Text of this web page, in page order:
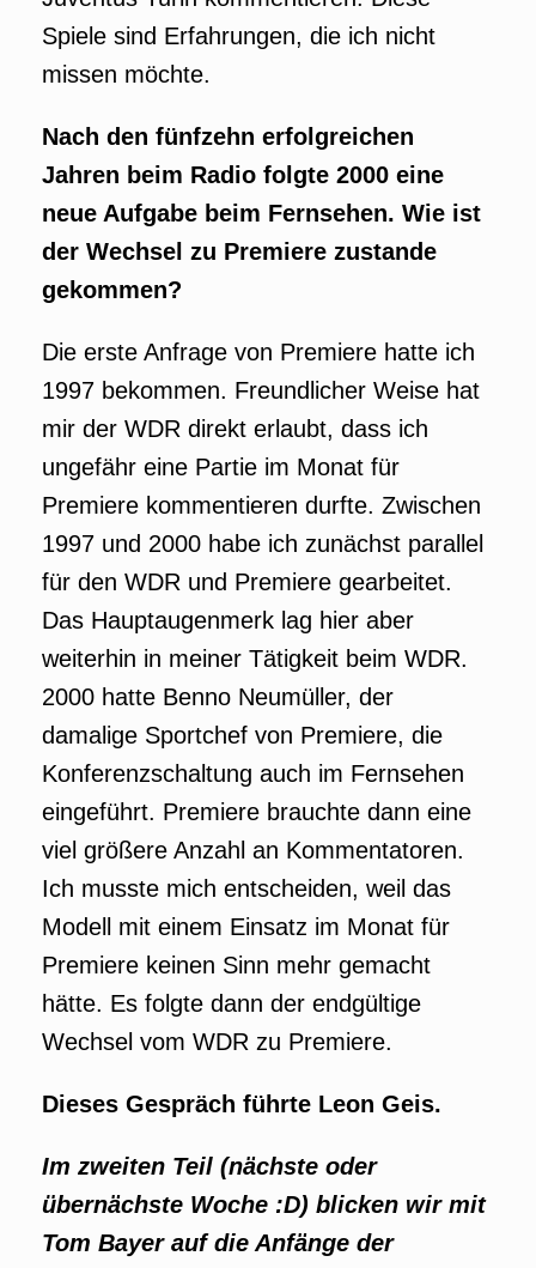
Spiele sind Erfahrungen, die ich nicht
missen möchte.
Nach den fünfzehn erfolgreichen
Jahren beim Radio folgte 2000 eine
neue Aufgabe beim Fernsehen. Wie ist
der Wechsel zu Premiere zustande
gekommen?
Die erste Anfrage von Premiere hatte ich
1997 bekommen. Freundlicher Weise hat
mir der WDR direkt erlaubt, dass ich
ungefähr eine Partie im Monat für
Premiere kommentieren durfte. Zwischen
1997 und 2000 habe ich zunächst parallel
für den WDR und Premiere gearbeitet.
Das Hauptaugenmerk lag hier aber
weiterhin in meiner Tätigkeit beim WDR.
2000 hatte Benno Neumüller, der
damalige Sportchef von Premiere, die
Konferenzschaltung auch im Fernsehen
eingeführt. Premiere brauchte dann eine
viel größere Anzahl an Kommentatoren.
Ich musste mich entscheiden, weil das
Modell mit einem Einsatz im Monat für
Premiere keinen Sinn mehr gemacht
hätte. Es folgte dann der endgültige
Wechsel vom WDR zu Premiere.
Dieses Gespräch führte Leon Geis.
Im zweiten Teil (nächste oder
übernächste Woche :D) blicken wir mit
Tom Bayer auf die Anfänge der